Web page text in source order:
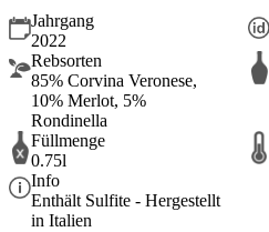
Jahrgang
2022
Rebsorten
85% Corvina Veronese,
10% Merlot, 5%
Rondinella
Füllmenge
0.75l
Info
Enthält Sulfite - Hergestellt
in Italien